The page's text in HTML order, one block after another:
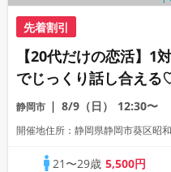
先着割引
【20代だけの恋活】1
でじっくり話し合える
〈1:1トーク〉
静岡市 8/9（日） 12:30〜
開催地住所：静岡県静岡市葵区昭
21〜29歳5,500円